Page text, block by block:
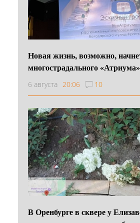
Новая жизнь, возможно,
многострадального
6 августа 20:06 10
В Оренбурге в сквере у